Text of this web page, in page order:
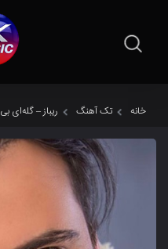
خانه تک آهنگ ریباز – گلەای بی